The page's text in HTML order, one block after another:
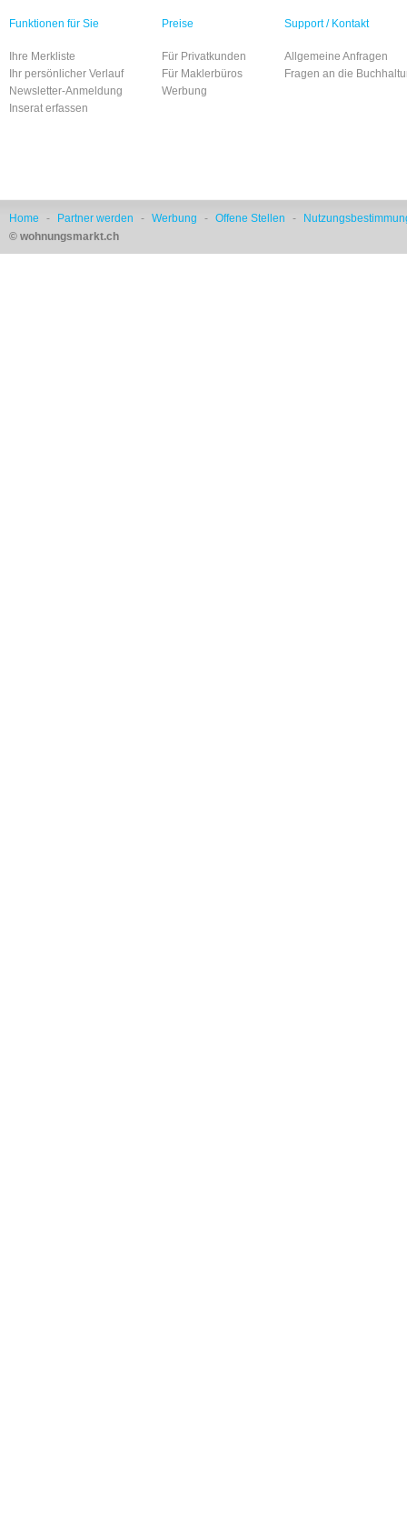
Funktionen für Sie
Ihre Merkliste
Ihr persönlicher Verlauf
Newsletter-Anmeldung
Inserat erfassen
Preise
Für Privatkunden
Für Maklerbüros
Werbung
Support / Kontakt
Allgemeine Anfragen
Fragen an die
Home - Partner werden - Werbung - Offene Stellen -
© wohnungsmarkt.ch